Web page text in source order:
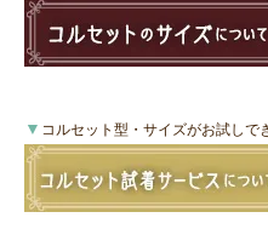
▼ コルセット型・サイズがお試しで